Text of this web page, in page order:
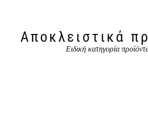
Αποκλειστικά
Ειδική κατηγορία